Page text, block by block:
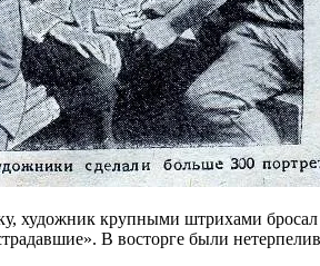
художник крупными штрихами
В восторге были